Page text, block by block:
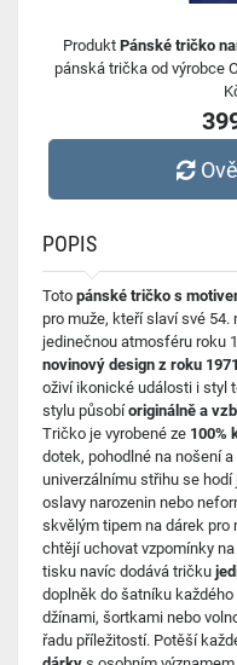
Produkt Pánské tričko
pánská trička od výrobce
POPIS
Toto pánské tričko s
pro muže, kteří slaví své
jedinečnou atmosféru roku
novinový design z roku 1971
oživí ikonické události i styl
stylu působíoriginálně a
Tričko je vyrobené ze 100%
dotek, pohodlné na nošení
univerzálnímu střihu se
oslavy narozenin nebo
skvělým tipem na dárek pro
chtějí uchovat vzpomínky
tisku navíc dodává tričku
doplněk do šatníku
džínami, šortkami nebo
řadu příležitostí. Potěší